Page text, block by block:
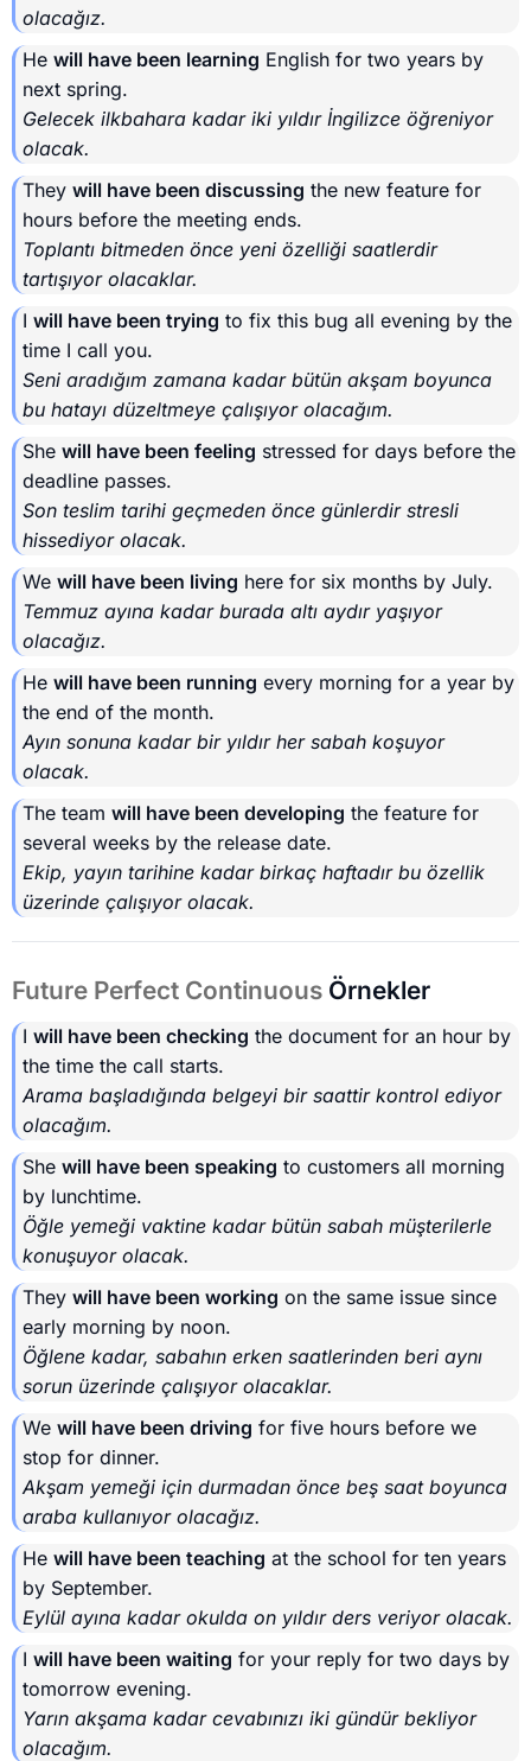
olacağız.
He will have been learning English for two years by
next spring.
Gelecek ilkbahara kadar iki yıldır İngilizce öğreniyor
olacak.
They will have been discussing the new feature for
hours before the meeting ends.
Toplantı bitmeden önce yeni özelliği saatlerdir
tartışıyor olacaklar.
I will have been trying to fix this bug all evening by the
time I call you.
Seni aradığım zamana kadar bütün akşam boyunca
bu hatayı düzeltmeye çalışıyor olacağım.
She will have been feeling stressed for days before the
deadline passes.
Son teslim tarihi geçmeden önce günlerdir stresli
hissediyor olacak.
We will have been living here for six months by July.
Temmuz ayına kadar burada altı aydır yaşıyor
olacağız.
He will have been running every morning for a year by
the end of the month.
Ayın sonuna kadar bir yıldır her sabah koşuyor
olacak.
The team will have been developing the feature for
several weeks by the release date.
Ekip, yayın tarihine kadar birkaç haftadır bu özellik
üzerinde çalışıyor olacak.
Future Perfect Continuous Örnekler
I will have been checking the document for an hour by
the time the call starts.
Arama başladığında belgeyi bir saattir kontrol ediyor
olacağım.
She will have been speaking to customers all morning
by lunchtime.
Öğle yemeği vaktine kadar bütün sabah müşterilerle
konuşuyor olacak.
They will have been working on the same issue since
early morning by noon.
Öğlene kadar, sabahın erken saatlerinden beri aynı
sorun üzerinde çalışıyor olacaklar.
We will have been driving for five hours before we
stop for dinner.
Akşam yemeği için durmadan önce beş saat boyunca
araba kullanıyor olacağız.
He will have been teaching at the school for ten years
by September.
Eylül ayına kadar okulda on yıldır ders veriyor olacak.
I will have been waiting for your reply for two days by
tomorrow evening.
Yarın akşama kadar cevabınızı iki gündür bekliyor
olacağım.